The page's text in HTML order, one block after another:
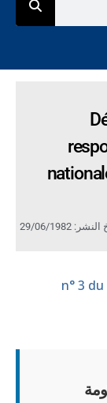
النشر: 29/06/1982